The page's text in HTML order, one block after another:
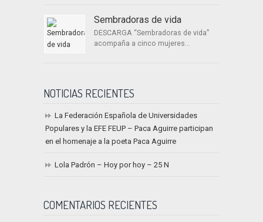
Sembradoras de vida
DESCARGA “Sembradoras de vida”
acompaña a cinco mujeres...
NOTICIAS RECIENTES
La Federación Española de Universidades
Populares y la EFE FEUP – Paca Aguirre participan
en el homenaje a la poeta Paca Aguirre
Lola Padrón – Hoy por hoy – 25 N
COMENTARIOS RECIENTES